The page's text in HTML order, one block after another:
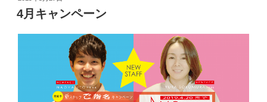
稿
日:
4月キャンペーン